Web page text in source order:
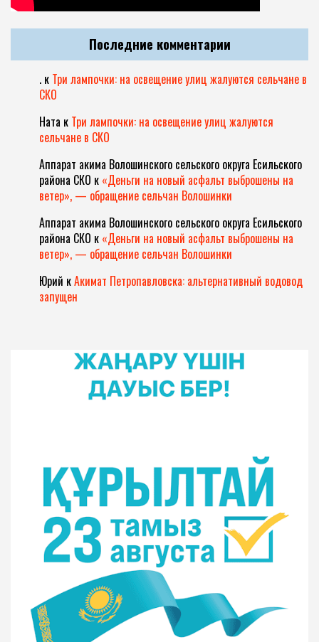
Последние комментарии
. к Три лампочки: на освещение улиц жалуются сельчане в
СКО
Ната к Три лампочки: на освещение улиц жалуются
сельчане в СКО
Аппарат акима Волошинского сельского округа Есильского
района СКО к «Деньги на новый асфальт выброшены на
ветер», — обращение сельчан Волошинки
Аппарат акима Волошинского сельского округа Есильского
района СКО к «Деньги на новый асфальт выброшены на
ветер», — обращение сельчан Волошинки
Юрий кАкимат Петропавловска: альтернативный водовод
запущен